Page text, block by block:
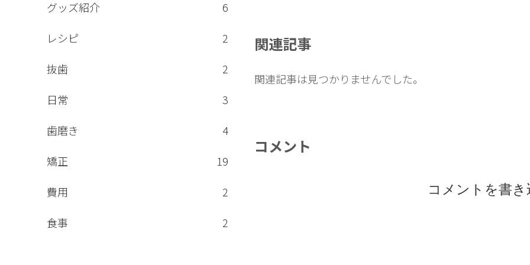
関連記事
関連記事は見つかりませんでした。
コメント
コメントを書き
グッズ紹介
6
レシピ
2
抜歯
2
日常
3
歯磨き
4
矯正
19
費用
2
食事
2